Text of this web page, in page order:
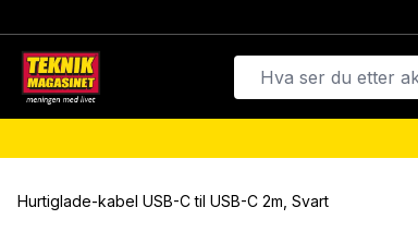
Hurtiglade-kabel USB-C til USB-C 2m, Svart